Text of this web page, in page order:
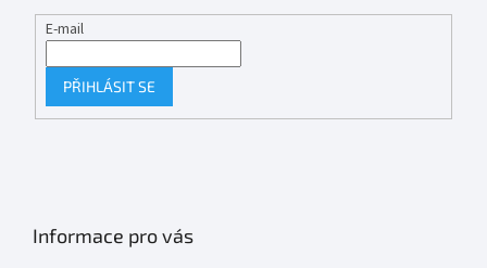
E-mail
PŘIHLÁSIT SE
Informace pro vás